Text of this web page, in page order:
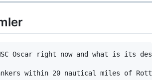
Oscar right now and what is its
within 20 nautical miles of